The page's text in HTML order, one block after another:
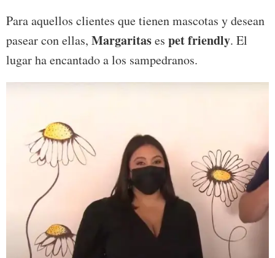
Para aquellos clientes que tienen mascotas y desean
pasear con ellas, Margaritases pet friendly. El
lugar ha encantado a los sampedranos.